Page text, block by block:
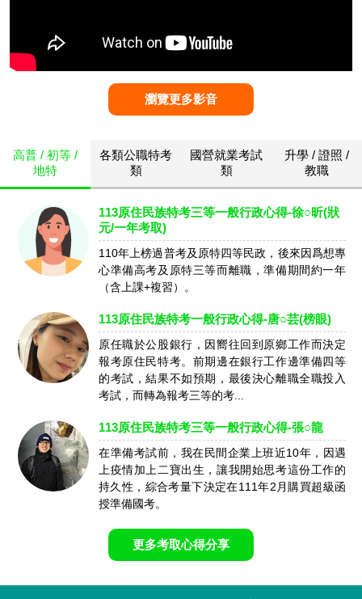
瀏覽更多影音
高普 / 初等 /
地特
各類公職特考
類
國營就業考試
類
升學 / 證照 /
教職
113原住民族特考三等一般行政心得-徐○昕(狀
元/一年考取)
110年上榜過普考及原特四等民政，後來因爲想專
心準備高考及原特三等而離職，準備期間約一年
（含上課+複習）。
113原住民族特考一般行政心得-唐○芸(榜眼)
原任職於公股銀行，因嚮往回到原鄉工作而決定
報考原住民特考。前期邊在銀行工作邊準備四等
的考試，結果不如預期，最後決心離職全職投入
考試，而轉為報考三等的考...
113原住民族特考三等一般行政心得-張○龍
在準備考試前，我在民間企業上班近10年，因遇
上疫情加上二寶出生，讓我開始思考這份工作的
持久性，綜合考量下決定在111年2月購買超級函
授準備國考。
更多考取心得分享